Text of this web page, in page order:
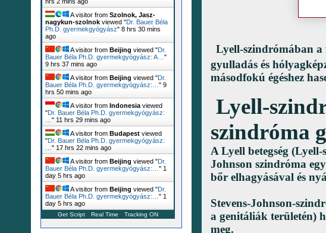
Lyell-szindrómában a
gyulladás és
másodfokú égéshez
Lyell-
szindróma
A Lyell betegség
Johnson szindróma
bőr elhagyásával és
Stevens-Johnson-
a genitáliák területén)
meg.
A visitor from Szolnok, Jasz-
nagykun-szolnok viewed "Dr. Bauer Béla
Ph.D. gyermekgyógyász" 8 hrs 30 mins
ago
A visitor from Beijing viewed "Dr.
Bauer Béla Ph.D. gyermekgyógyász: A… "
9 hrs 37 mins ago
A visitor from Beijing viewed "Dr.
Bauer Béla Ph.D. gyermekgyógyász:… " 9
hrs 50 mins ago
A visitor from Indonesia viewed
"Dr. Bauer Béla Ph.D. gyermekgyógyász:
" 11 hrs 29 mins ago
A visitor from Budapest viewed
"Dr. Bauer Béla Ph.D. gyermekgyógyász:
" 17 hrs 22 mins ago
A visitor from Beijing viewed "Dr.
Bauer Béla Ph.D. gyermekgyógyász:… " 1
day 5 hrs ago
A visitor from Beijing viewed "Dr.
Bauer Béla Ph.D. gyermekgyógyász:… " 1
day 5 hrs ago
Get Script Real Time Tracking ON